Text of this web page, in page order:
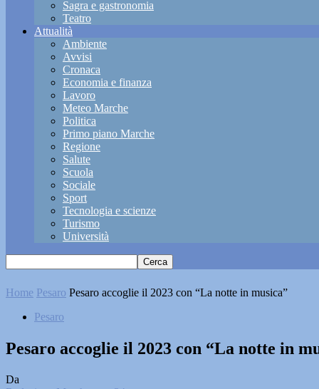
Sagra e gastronomia
Teatro
Attualità
Ambiente
Avvisi
Cronaca
Economia e finanza
Lavoro
Meteo Marche
Politica
Primo piano Marche
Regione
Salute
Scuola
Sociale
Sport
Tecnologia e scienze
Turismo
Università
Home Pesaro Pesaro accoglie il 2023 con “La notte in musica”
Pesaro
Pesaro accoglie il 2023 con “La notte in
Da